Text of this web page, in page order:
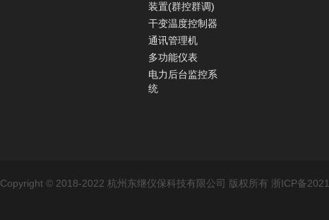
装置(群控群调)
干变温度控制器
通讯管理机
多功能仪表
电力后台监控系
统
Copyright © 2018-2022 杭州东继仪保科技有限公司 版权所有 浙ICP备